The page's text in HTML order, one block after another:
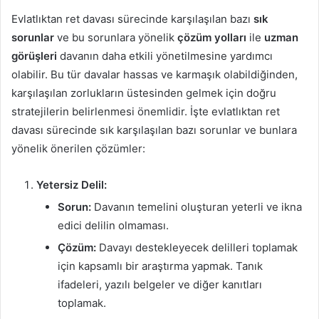
Evlatlıktan ret davası sürecinde karşılaşılan bazı sık
sorunlar ve bu sorunlara yönelik çözüm yolları ile uzman
görüşleri davanın daha etkili yönetilmesine yardımcı
olabilir. Bu tür davalar hassas ve karmaşık olabildiğinden,
karşılaşılan zorlukların üstesinden gelmek için doğru
stratejilerin belirlenmesi önemlidir. İşte evlatlıktan ret
davası sürecinde sık karşılaşılan bazı sorunlar ve bunlara
yönelik önerilen çözümler:
Yetersiz Delil:
Sorun: Davanın temelini oluşturan yeterli ve ikna
edici delilin olmaması.
Çözüm: Davayı destekleyecek delilleri toplamak
için kapsamlı bir araştırma yapmak. Tanık
ifadeleri, yazılı belgeler ve diğer kanıtları
toplamak.